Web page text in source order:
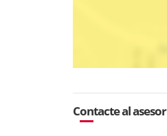
Contacte al asesor